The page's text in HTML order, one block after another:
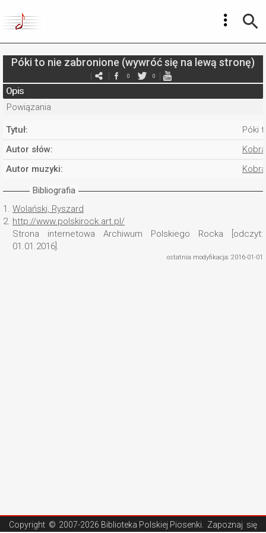
Póki to nie zabronione (wywróć się na lewą stronę)
0 0
Opis
Powiązania
Tytuł:
Póki
Autor słów:
Autor muzyki:
Bibliografia
1. Wolański, Ryszard
2. http://www.polskirock.art.pl/
Strona internetowa Archiwum Polskiego Rocka [odczyt:
01.01.2016].
ostatnia modyfikacja: 2016-01-01
Copyright © 2007-2026 Biblioteka Polskiej Piosenki . Zapoznaj się